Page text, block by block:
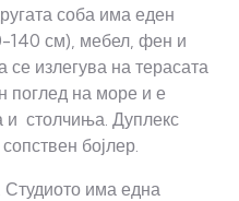
соба има еден
140 см), мебел, фен и
се излегува на терасата
поглед на море и е
и столчиња. Дуплекс
бојлер.
Студиото има една